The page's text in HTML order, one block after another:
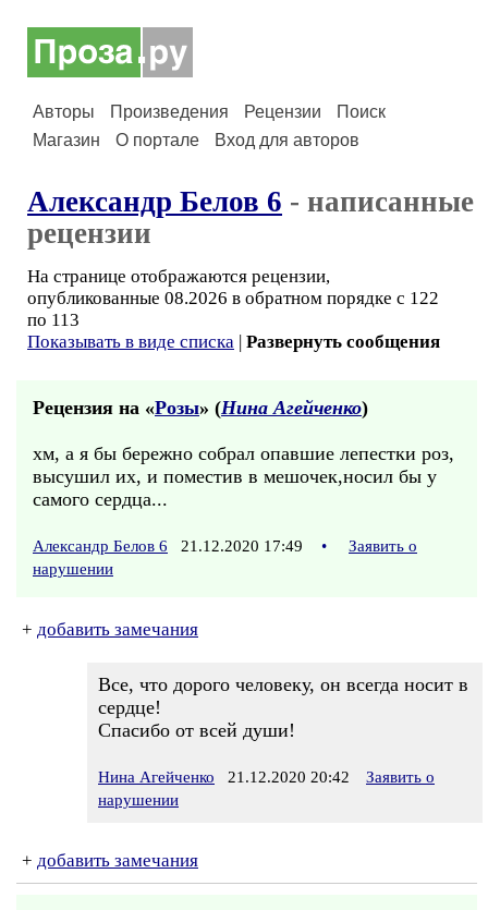
Авторы Произведения Рецензии
Поиск
Магазин
О портале Вход для авторов
Александр Белов 6 - написанные
рецензии
На странице отображаются рецензии,
опубликованные 08.2026 в обратном порядке с 122
по 113
Показывать в виде списка | Развернуть сообщения
Рецензия на «Розы» (Нина Агейченко)
хм, а я бы бережно собрал опавшие лепестки роз,
высушил их, и поместив в мешочек,носил бы у
самого сердца...
Александр Белов 6 21.12.2020 17:49 •
Заявить о
нарушении
+ добавить замечания
Все, что дорого человеку, он всегда носит в
сердце!
Спасибо от всей души!
Нина Агейченко 21.12.2020 20:42
Заявить о
нарушении
+ добавить замечания